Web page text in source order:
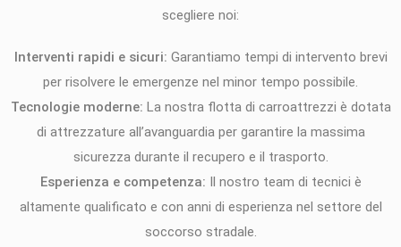
scegliere noi:
Interventi rapidi e sicuri: Garantiamo tempi di intervento brevi
per risolvere le emergenze nel minor tempo possibile.
Tecnologie moderne: La nostra flotta di carroattrezzi è dotata
di attrezzature all’avanguardia per garantire la massima
sicurezza durante il recupero e il trasporto.
Esperienza e competenza: Il nostro team di tecnici è
altamente qualificato e con anni di esperienza nel settore del
soccorso stradale.